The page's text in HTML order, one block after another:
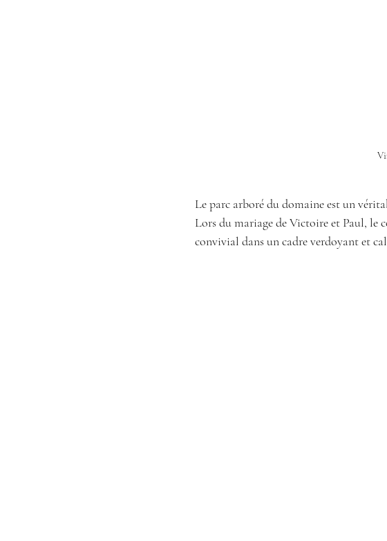
Le parc arboré du domaine est un
Lors du mariage de Victoire et Paul, le
convivial dans un cadre verdoyant et